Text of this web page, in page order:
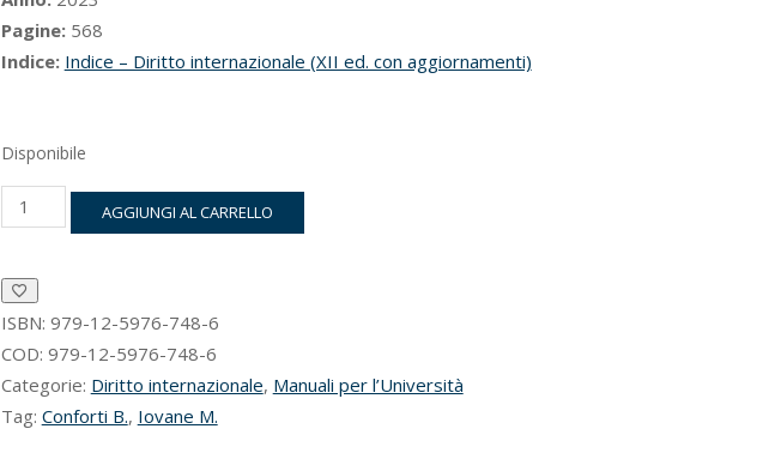
Pagine: 568
Indice: Indice – Diritto internazionale (XII ed. con aggiornamenti)
Disponibile
Diritto
internazionaleAGGIUNGI AL CARRELLO
ISBN: 979-12-5976-748-6
COD: 979-12-5976-748-6
Categorie: Diritto internazionale, Manuali per l’Università
Tag: Conforti B., Iovane M.